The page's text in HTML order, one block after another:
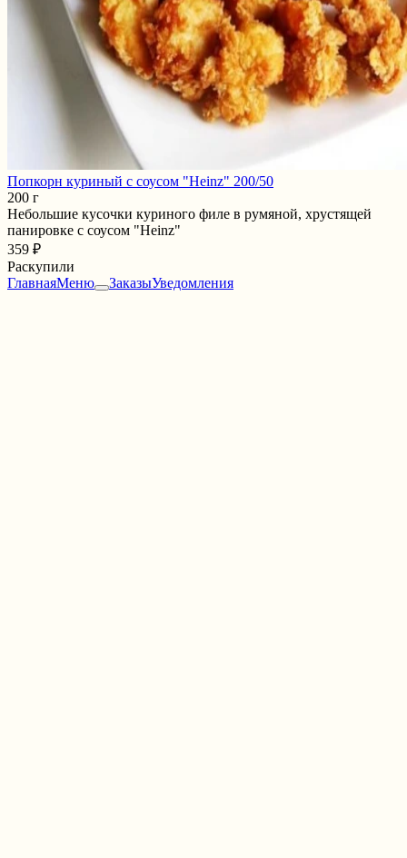
Попкорн куриный с соусом "Heinz" 200/50
200 г
Небольшие кусочки куриного филе в румяной, хрустящей
панировке с соусом "Heinz"
359 ₽
Раскупили
ГлавнаяМеню ЗаказыУведомления